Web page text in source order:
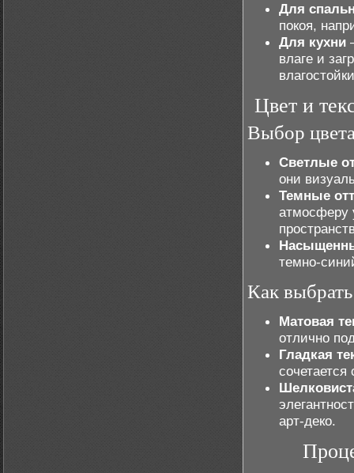
Для
покоя,
Для кухни
влаге и
Цвет и
Выбор
Светлые
они
Темные
атмосферу
темно-
Как
Матовая
отлично
Гладкая
арт-деко.